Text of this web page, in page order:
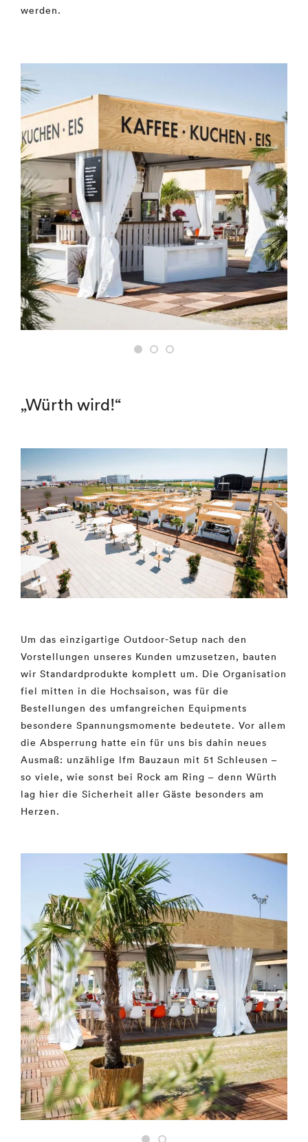
werden.
„Würth wird!“
Um das einzigartige Outdoor-Setup nach den
Vorstellungen unseres Kunden umzusetzen, bauten
wir Standardprodukte komplett um. Die Organisation
fiel mitten in die Hochsaison, was für die
Bestellungen des umfangreichen Equipments
besondere Spannungsmomente bedeutete. Vor allem
die Absperrung hatte ein für uns bis dahin neues
Ausmaß: unzählige lfm Bauzaun mit 51 Schleusen –
so viele, wie sonst bei Rock am Ring – denn Würth
lag hier die Sicherheit aller Gäste besonders am
Herzen.